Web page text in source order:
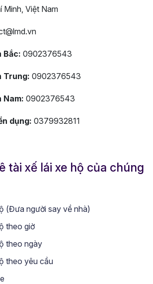
Minh, Việt Nam
Bắc: 0902376543
Trung: 0902376543
Nam: 0902376543
dụng: 0379932811
tài xế lái xe hộ của chúng
(Đưa người say về nhà)
theo giờ
theo ngày
theo yêu cầu